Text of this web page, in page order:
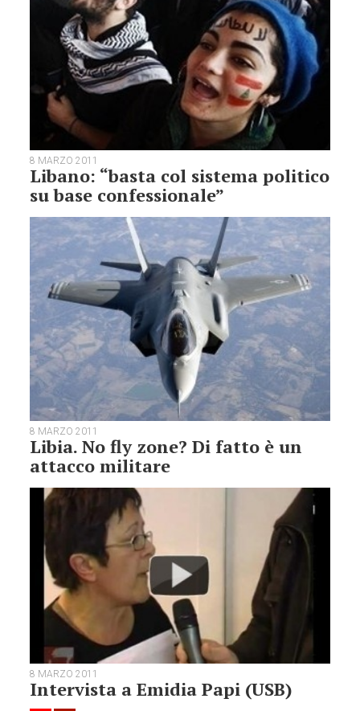
8 MARZO 2011
Libano: “basta col sistema politico
su base confessionale”
8 MARZO 2011
Libia. No fly zone? Di fatto è un
attacco militare
8 MARZO 2011
Intervista a Emidia Papi (USB)